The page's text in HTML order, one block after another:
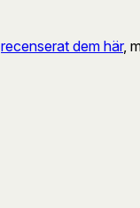
recenserat dem här,